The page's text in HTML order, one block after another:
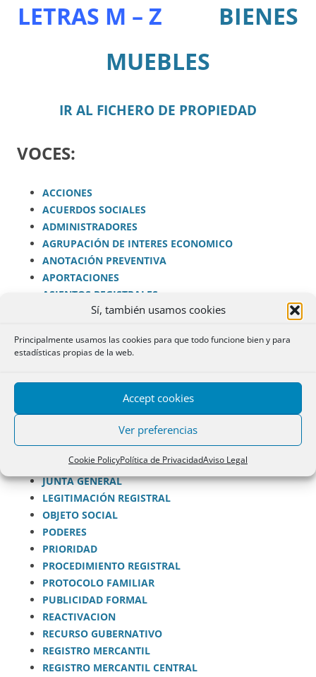
Sí, también usamos cookies
Principalmente usamos las cookies para que todo funcione bien y para
estadísticas propias de la web.
Accept cookies
Ver preferencias
Cookie PolicyPolítica de PrivacidadAviso Legal
LETRAS M – Z
BIENES
MUEBLES
IR AL FICHERO DE PROPIEDAD
VOCES:
ACCIONES
ACUERDOS SOCIALES
ADMINISTRADORES
AGRUPACIÓN DE INTERES ECONOMICO
ANOTACIÓN PREVENTIVA
APORTACIONES
ASIENTOS REGISTRALES
CALIFICACIÓN REGISTRAL
Sociedad Anónima
DENOMINACIÓN SOCIAL
DEPOSITO DE CUENTAS
DISOLUCION SOCIEDADES
ESTATUTOS SOCIALES
FUSION, ABSORCION, ESCISIÓN
INSCRIPCION PARCIAL
JUNTA GENERAL
LEGITIMACIÓN REGISTRAL
OBJETO SOCIAL
PODERES
PRIORIDAD
PROCEDIMIENTO REGISTRAL
PROTOCOLO FAMILIAR
PUBLICIDAD FORMAL
REACTIVACION
RECURSO GUBERNATIVO
REGISTRO MERCANTIL
REGISTRO MERCANTIL CENTRAL